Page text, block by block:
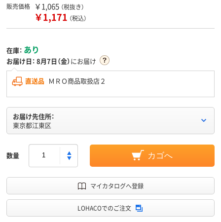
販売価格 ￥1,065 （税抜き）
￥1,171 （税込）
在庫： あり
お届け日： 8月7日（金）にお届け
直送品 ＭＲＯ商品取扱店２
お届け先住所：
東京都江東区
数量 カゴへ
マイカタログへ登録
LOHACOでのご注文